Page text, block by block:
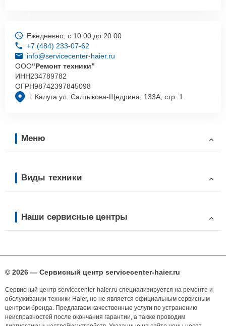
г. Калуга ул. Салтыкова-Щедрина, 133А, стр. 1
Ежедневно, с 10:00 до 20:00
+7 (484) 233-07-62
info@servicecenter-haier.ru
ООО“Ремонт техники”
ИНН234789782
ОГРН98742397845098
Меню
Виды техники
Наши сервисные центры
© 2026 — Сервисный центр servicecenter-haier.ru
Сервисный центр servicecenter-haier.ru специализируется на ремонте и
обслуживании техники Haier, но не является официальным сервисным
центром бренда. Предлагаем качественные услуги по устранению
неисправностей после окончания гарантии, а также проводим